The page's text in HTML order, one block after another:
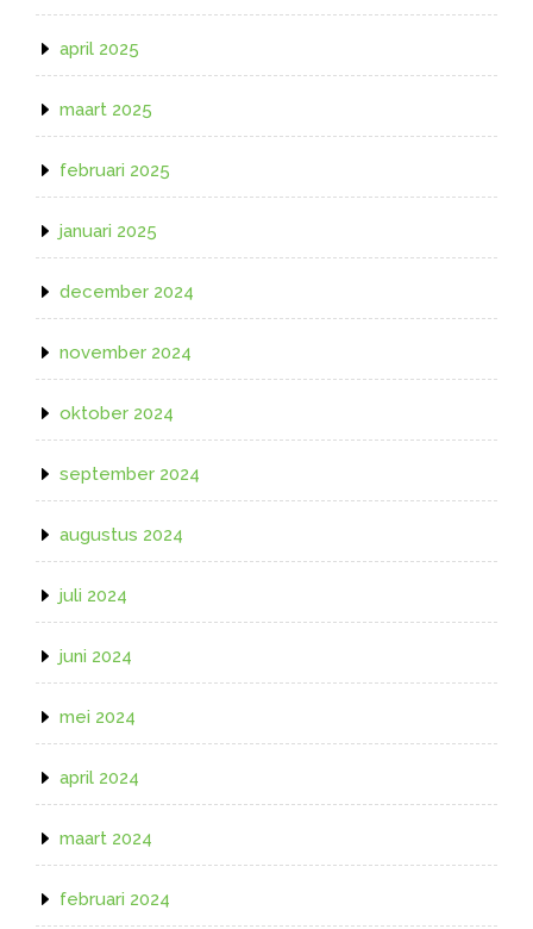
april 2025
maart 2025
februari 2025
januari 2025
december 2024
november 2024
oktober 2024
september 2024
augustus 2024
juli 2024
juni 2024
mei 2024
april 2024
maart 2024
februari 2024